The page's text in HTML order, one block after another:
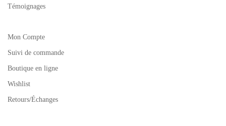
Témoignages
Mon Compte
Suivi de commande
Boutique en ligne
Wishlist
Retours/Échanges